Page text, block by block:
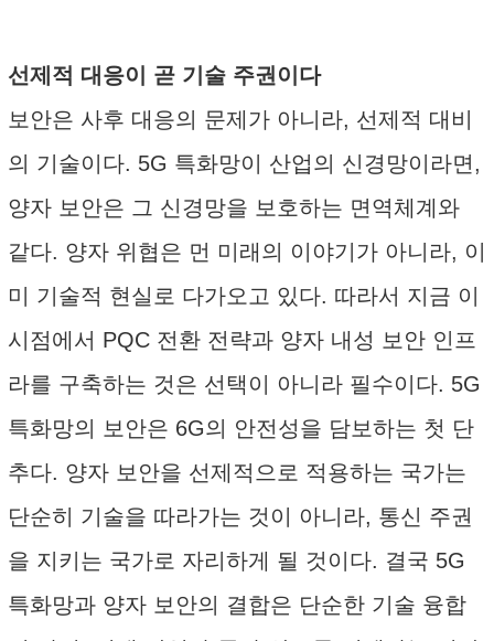
선제적 대응이 곧 기술 주권이다
보안은 사후 대응의 문제가 아니라, 선제적 대비
의 기술이다. 5G 특화망이 산업의 신경망이라면,
양자 보안은 그 신경망을 보호하는 면역체계와
같다. 양자 위협은 먼 미래의 이야기가 아니라, 이
미 기술적 현실로 다가오고 있다. 따라서 지금 이
시점에서 PQC 전환 전략과 양자 내성 보안 인프
라를 구축하는 것은 선택이 아니라 필수이다. 5G
특화망의 보안은 6G의 안전성을 담보하는 첫 단
추다. 양자 보안을 선제적으로 적용하는 국가는
단순히 기술을 따라가는 것이 아니라, 통신 주권
을 지키는 국가로 자리하게 될 것이다. 결국 5G
특화망과 양자 보안의 결합은 단순한 기술 융합